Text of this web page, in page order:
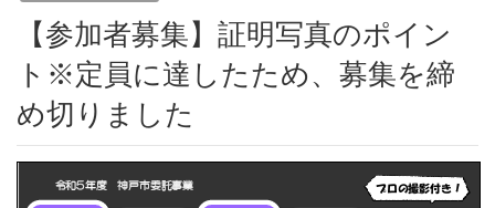
【参加者募集】証明写真のポイン
ト※定員に達したため、募集を締
め切りました